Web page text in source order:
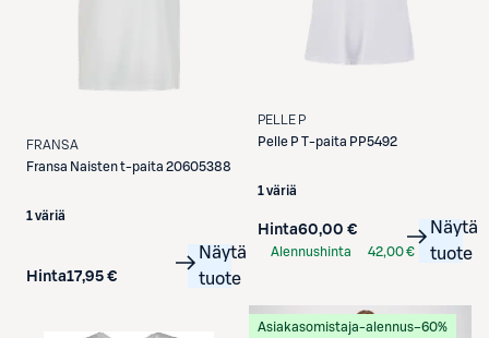
FRANSA
Fransa Naisten t-paita 20605388
1 väriä
Hinta17,95 €
Näytä
tuote
PELLE P
Pelle P T-paita PP5492
1 väriä
Hinta60,00 €
Alennushinta
42,00 €
Näytä
tuote
Asiakasomistaja-alennus−60%